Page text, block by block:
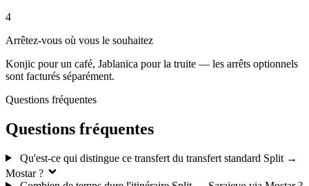
4
Arrêtez-vous où vous le souhaitez
Konjic pour un café, Jablanica pour la truite — les arrêts optionnels
sont facturés séparément.
Questions fréquentes
Questions fréquentes
Qu'est-ce qui distingue ce transfert du transfert standard Split →
Mostar ?